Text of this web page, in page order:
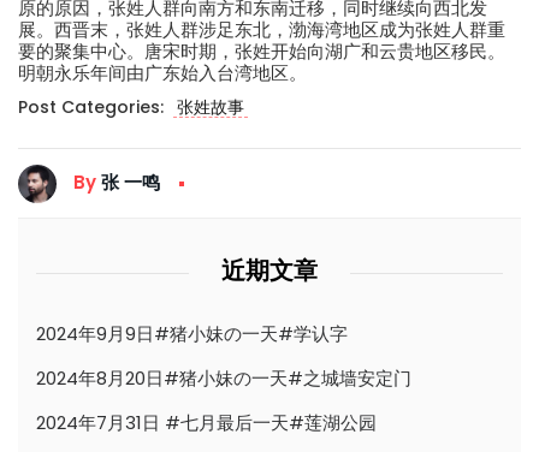
原的原因，张姓人群向南方和东南迁移，同时继续向西北发
展。西晋末，张姓人群涉足东北，渤海湾地区成为张姓人群重
要的聚集中心。唐宋时期，张姓开始向湖广和云贵地区移民。
明朝永乐年间由广东始入台湾地区。
Post Categories: 张姓故事
By张 一鸣
近期文章
2024年9月9日#猪小妹の一天#学认字
2024年8月20日#猪小妹の一天#之城墙安定门
2024年7月31日 #七月最后一天#莲湖公园